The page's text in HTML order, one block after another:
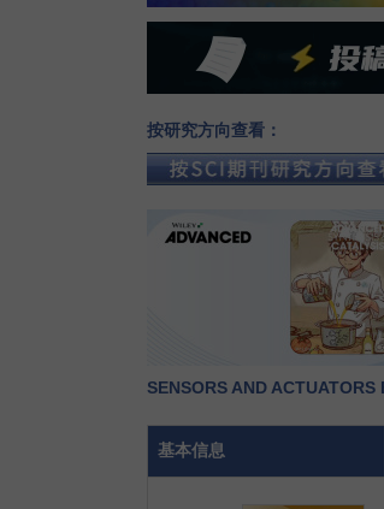
按研究方向查看：
SENSORS AND
基本信息